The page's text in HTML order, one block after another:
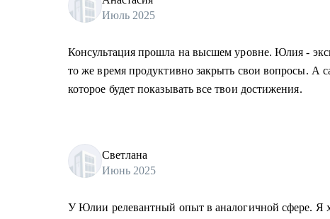
Июль 2025
Консультация прошла на высшем уровне. Юлия -
то же время продуктивно закрыть свои вопросы. А
которое будет показывать все твои достижения.
Светлана
Июнь 2025
У Юлии релевантный опыт в аналогичной сфере. Я